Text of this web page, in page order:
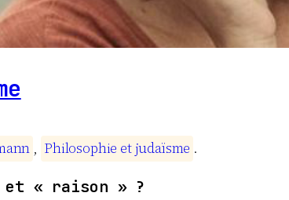
ann , Philosophie et judaïsme .
et « raison » ?